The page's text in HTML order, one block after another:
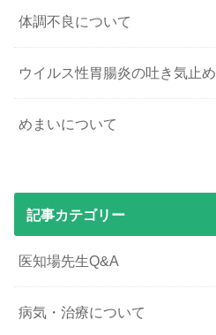
体調不良について
ウイルス性胃腸炎の吐き気止め
めまいについて
記事カテゴリー
医知場先生Q&A
病気・治療について